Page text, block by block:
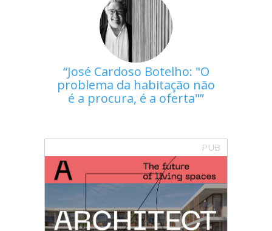
José Cardoso Botelho: "O
problema da habitação não
é a procura, é a oferta"
PUB